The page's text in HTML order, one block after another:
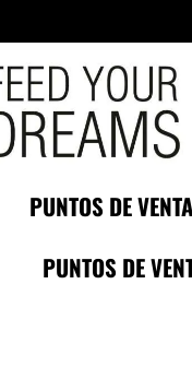
PUNTOS DE VENTA
PUNTOS DE